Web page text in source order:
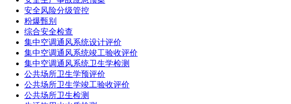
安全风险分级管控
粉爆甄别
综合安全检查
集中空调通风系统设计评价
集中空调通风系统竣工验收评价
集中空调通风系统卫生学检测
公共场所卫生学预评价
公共场所卫生学竣工验收评价
公共场所卫生检测